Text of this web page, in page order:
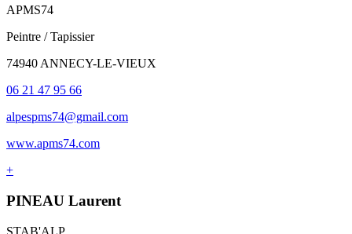
APMS74
Peintre / Tapissier
74940 ANNECY-LE-VIEUX
06 21 47 95 66
alpespms74@gmail.com
www.apms74.com
+
PINEAU Laurent
STAB'ALP